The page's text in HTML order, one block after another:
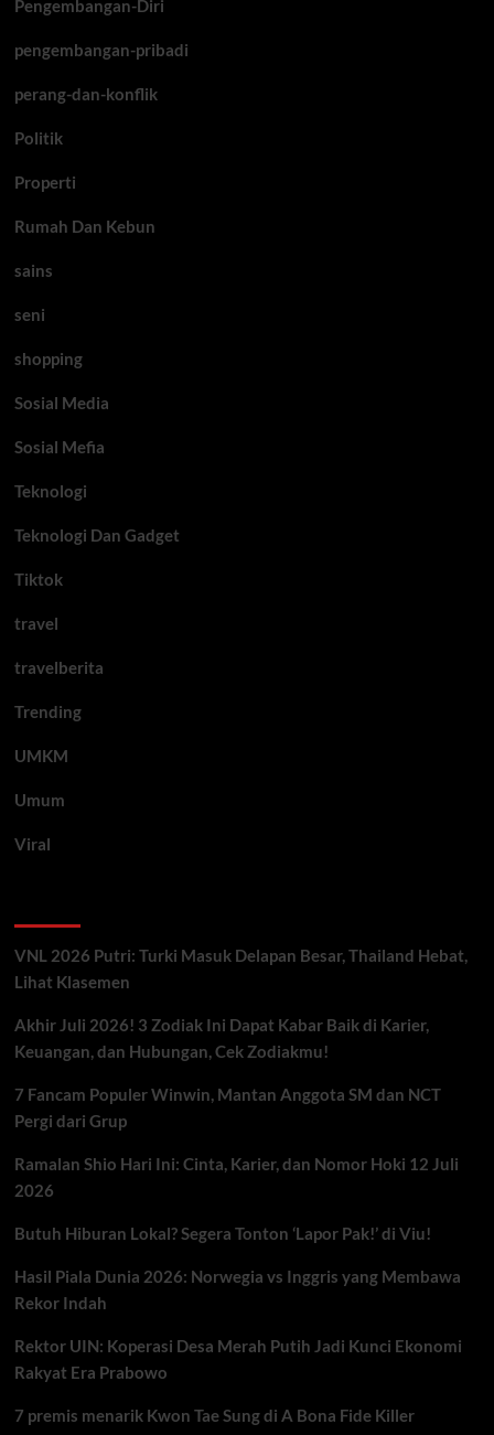
Pengembangan-Diri
pengembangan-pribadi
perang-dan-konflik
Politik
Properti
Rumah Dan Kebun
sains
seni
shopping
Sosial Media
Sosial Mefia
Teknologi
Teknologi Dan Gadget
Tiktok
travel
travelberita
Trending
UMKM
Umum
Viral
VNL 2026 Putri: Turki Masuk Delapan Besar, Thailand Hebat,
Lihat Klasemen
Akhir Juli 2026! 3 Zodiak Ini Dapat Kabar Baik di Karier,
Keuangan, dan Hubungan, Cek Zodiakmu!
7 Fancam Populer Winwin, Mantan Anggota SM dan NCT
Pergi dari Grup
Ramalan Shio Hari Ini: Cinta, Karier, dan Nomor Hoki 12 Juli
2026
Butuh Hiburan Lokal? Segera Tonton ‘Lapor Pak!’ di Viu!
Hasil Piala Dunia 2026: Norwegia vs Inggris yang Membawa
Rekor Indah
Rektor UIN: Koperasi Desa Merah Putih Jadi Kunci Ekonomi
Rakyat Era Prabowo
7 premis menarik Kwon Tae Sung di A Bona Fide Killer